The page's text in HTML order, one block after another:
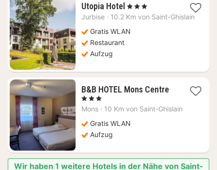
Utopia Hotel 1
Nacht
75,59
, 3 Sterne
Jurbise · 10.2 Km von Saint-Ghislain
Gratis WLAN
Restaurant
Aufzug
B&B HOTEL Mons Centre1
ab
, 3 Sterne
Mons · 10 Km von Saint-Ghislain
Gratis WLAN
Aufzug
Wir haben 1 weitere Hotels in der Nähe von Saint-